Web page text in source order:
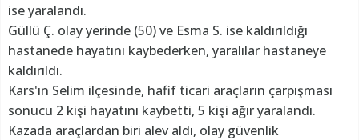
ise yaralandı.
Güllü Ç. olay yerinde (50) ve Esma S. ise kaldırıldığı
hastanede hayatını kaybederken, yaralılar hastaneye
kaldırıldı.
Kars'ın Selim ilçesinde, hafif ticari araçların çarpışması
sonucu 2 kişi hayatını kaybetti, 5 kişi ağır yaralandı.
Kazada araçlardan biri alev aldı, olay güvenlik